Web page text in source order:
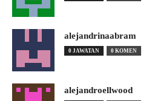
alejandrinaabram
0 JAWATAN 0 KOMEN
alejandroellwood